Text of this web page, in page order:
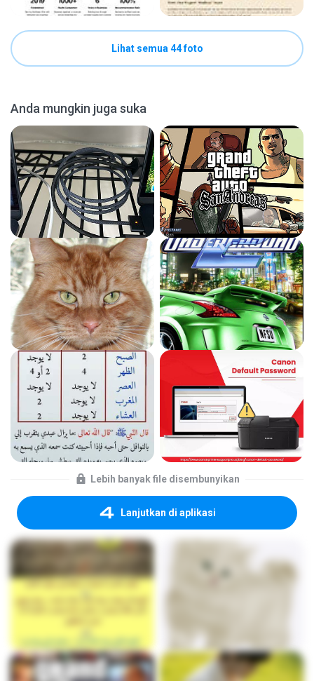
Lihat semua 44 foto
Anda mungkin juga suka
Lebih banyak file disembunyikan
Lanjutkan di aplikasi